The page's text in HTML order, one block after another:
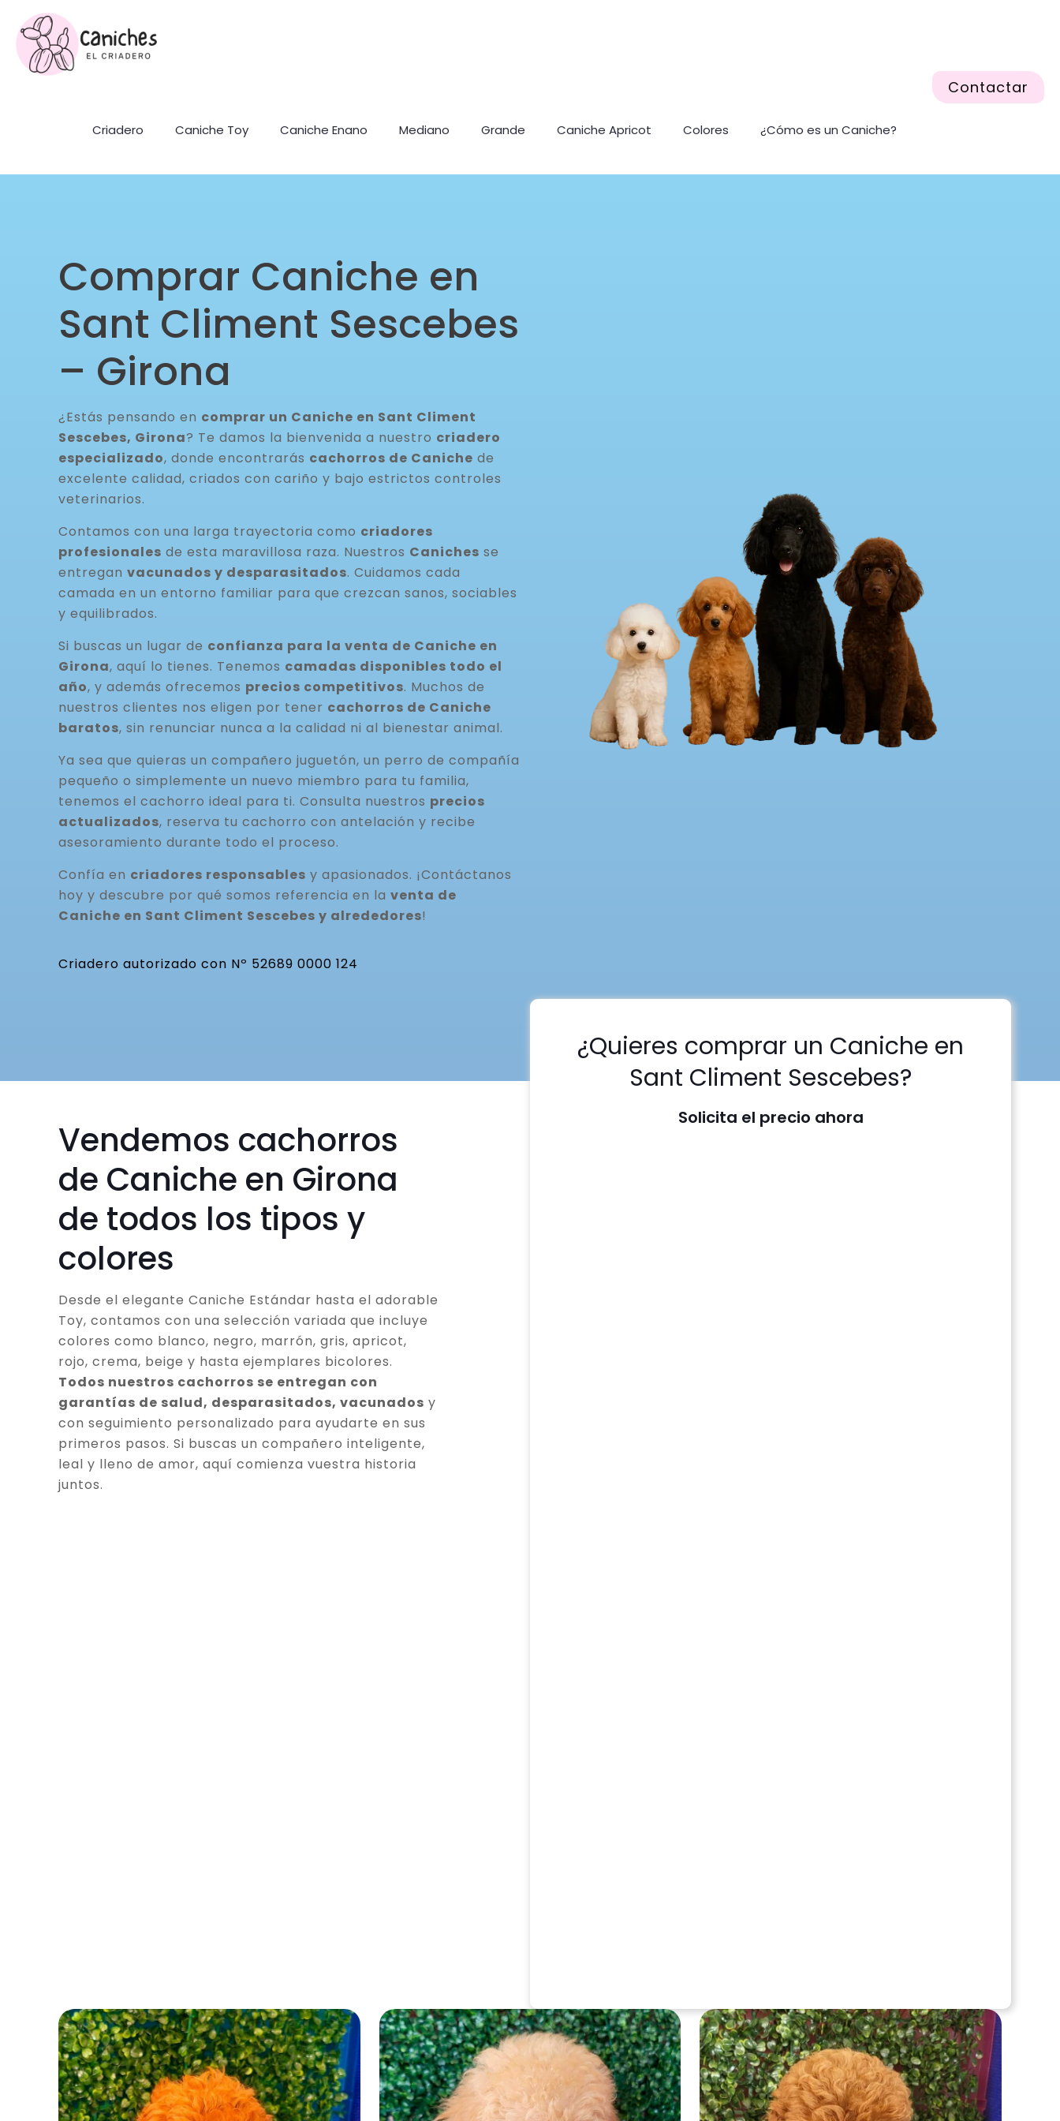
Criadero Caniche Toy Caniche Enano Mediano Grande Caniche Apricot Colores ¿Cómo es un Caniche?
Contactar
Comprar Caniche en
Sant Climent Sescebes
– Girona
¿Estás pensando en comprar un Caniche en Sant Climent
Sescebes, Girona? Te damos la bienvenida a nuestro criadero
especializado, donde encontrarás cachorros de Caniche de
excelente calidad, criados con cariño y bajo estrictos controles
veterinarios.
Contamos con una larga trayectoria como criadores
profesionales de esta maravillosa raza. Nuestros Caniches se
entregan vacunados y desparasitados. Cuidamos cada
camada en un entorno familiar para que crezcan sanos, sociables
y equilibrados.
Si buscas un lugar de confianza para la venta de Caniche en
Girona, aquí lo tienes. Tenemos camadas disponibles todo el
año, y además ofrecemos precios competitivos. Muchos de
nuestros clientes nos eligen por tener cachorros de Caniche
baratos, sin renunciar nunca a la calidad ni al bienestar animal.
Ya sea que quieras un compañero juguetón, un perro de compañía
pequeño o simplemente un nuevo miembro para tu familia,
tenemos el cachorro ideal para ti. Consulta nuestros precios
actualizados, reserva tu cachorro con antelación y recibe
asesoramiento durante todo el proceso.
Confía en criadores responsables y apasionados. ¡Contáctanos
hoy y descubre por qué somos referencia en la venta de
Caniche en Sant Climent Sescebes y alrededores!
Criadero autorizado con Nº 52689 0000 124
Vendemos cachorros
de Caniche en Girona
de todos los tipos y
colores
Desde el elegante Caniche Estándar hasta el adorable
Toy, contamos con una selección variada que incluye
colores como blanco, negro, marrón, gris, apricot,
rojo, crema, beige y hasta ejemplares bicolores.
Todos nuestros cachorros se entregan con
garantías de salud, desparasitados, vacunados y
con seguimiento personalizado para ayudarte en sus
primeros pasos. Si buscas un compañero inteligente,
leal y lleno de amor, aquí comienza vuestra historia
juntos.
¿Quieres comprar un Caniche en
Sant Climent Sescebes?
Solicita el precio ahora